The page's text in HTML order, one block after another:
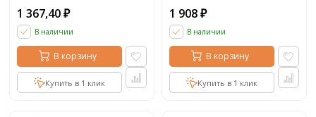
1 367,40 ₽
В наличии
В корзину
Купить в 1 клик
1 908 ₽
В наличии
В корзину
Купить в 1 клик